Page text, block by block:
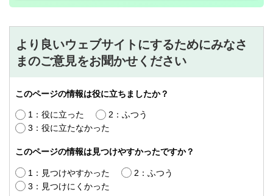
より良いウェブサイトにするためにみなさ
まのご意見をお聞かせください
このページの情報は役に立ちましたか？
1：役に立った
2：ふつう
3：役に立たなかった
このページの情報は見つけやすかったですか？
1：見つけやすかった
2：ふつう
3：見つけにくかった